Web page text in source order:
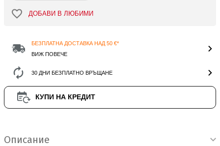
ДОБАВИ В ЛЮБИМИ
БЕЗПЛАТНА ДОСТАВКА НАД 50 €*
ВИЖ ПОВЕЧЕ
30 ДНИ БЕЗПЛАТНО ВРЪЩАНЕ
КУПИ НА КРЕДИТ
Описание